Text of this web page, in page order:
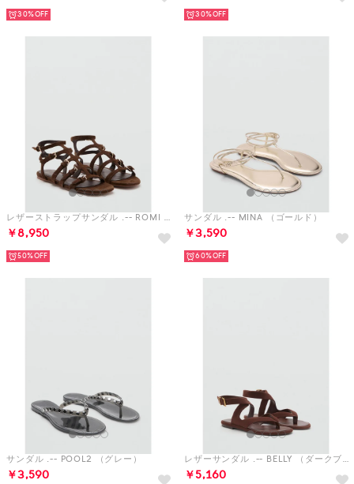
30% 30%
レザーストラップサンダル .-- ROMI （ダークブラウン）
￥8,950
50%
サンダル .-- MINA （ゴールド）
￥3,590
60%
サンダル .-- POOL2 （グレー）
￥3,590
レザーサンダル .-- BELLY （ダークブラウン）
￥5,160